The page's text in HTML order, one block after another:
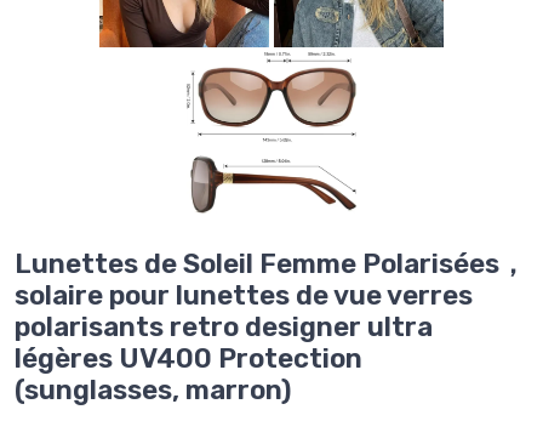
Lunettes de Soleil Femme Polarisées，
solaire pour lunettes de vue verres
polarisants retro designer ultra
légères UV400 Protection
(sunglasses, marron)